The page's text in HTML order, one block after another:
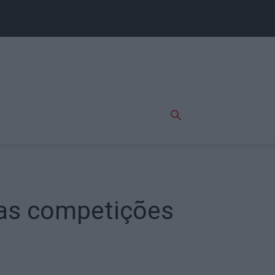
competições